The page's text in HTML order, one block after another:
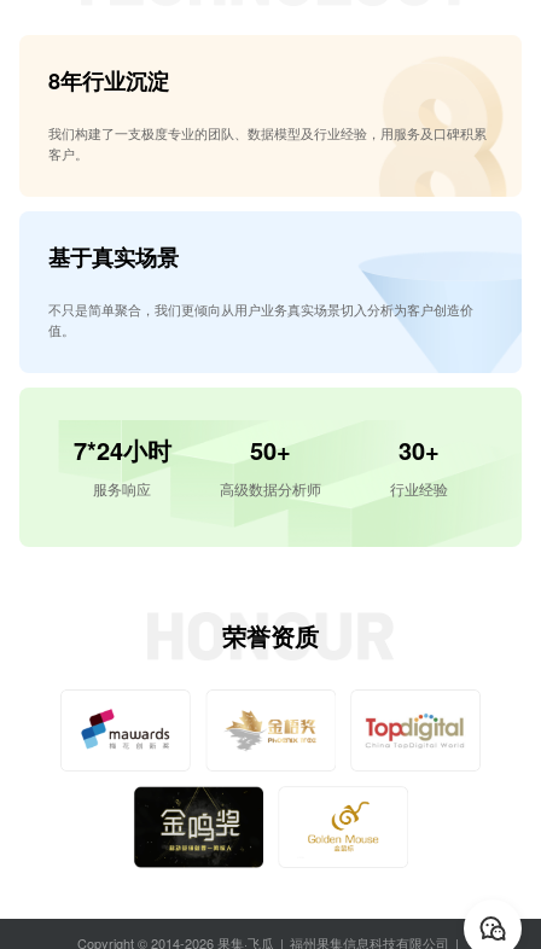
8年行业沉淀
我们构建了一支极度专业的团队、数据模型及行业经验，用服务及口碑积累
客户。
基于真实场景
不只是简单聚合，我们更倾向从用户业务真实场景切入分析为客户创造价
值。
7*24小时
服务响应
50+
高级数据分析师
30+
行业经验
荣誉资质
Copyright © 2014-2026 果集·飞瓜 | 福州果集信息科技有限公司 |